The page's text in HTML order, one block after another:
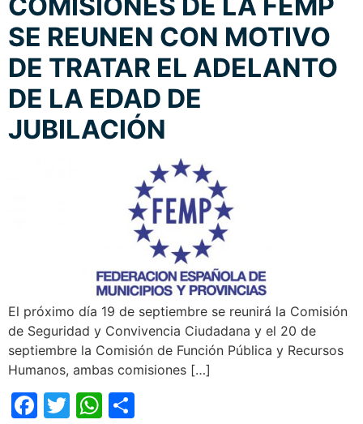
SE REUNEN CON MOTIVO
DE TRATAR EL ADELANTO
DE LA EDAD DE
JUBILACIÓN
El próximo día 19 de septiembre se reunirá la Comisión
de Seguridad y Convivencia Ciudadana y el 20 de
septiembre la Comisión de Función Pública y Recursos
Humanos, ambas comisiones […]
Facebook
TwitterWhatsApp